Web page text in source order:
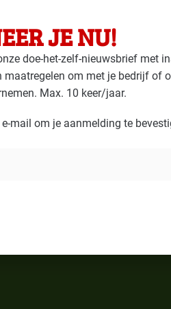
indicatoren
thema's bepaald met ISO
geselecteerd en zo werd
JE NU!
doe-het-zelf-nieuwsbrief met
maatregelen om met je bedrijf of
Max. 10 keer/jaar.
mail om je aanmelding te